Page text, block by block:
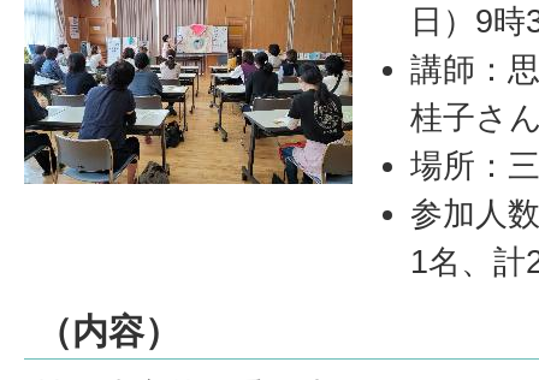
日）9時
講師：
桂子さ
場所：
参加人
1名、計
（内容）